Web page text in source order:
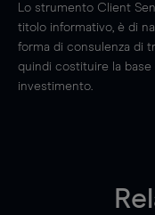
Lo strumento Client
titolo informativo, è di
forma di consulenza di
quindi costituire la
investimento.